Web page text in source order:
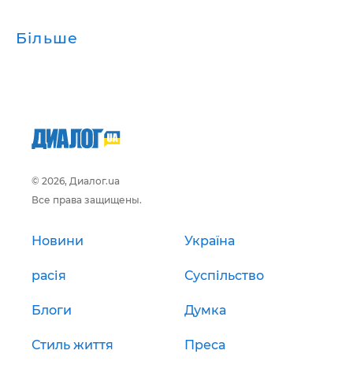
Більше
© 2026, Диалог.ua
Все права защищены.
Новини Україна
расія Суспільство
Блоги Думка
Стиль життя Преса